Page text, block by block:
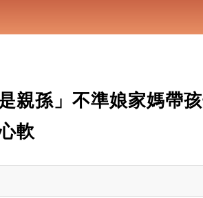
親孫」不準娘家媽帶
軟